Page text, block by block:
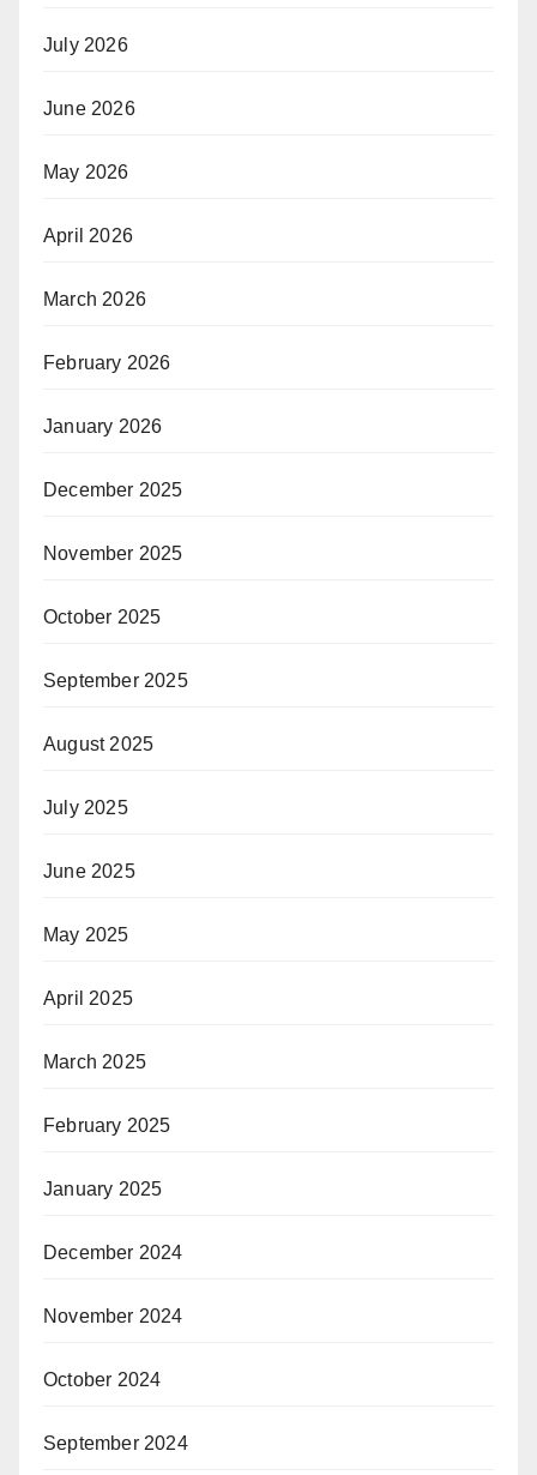
July 2026
June 2026
May 2026
April 2026
March 2026
February 2026
January 2026
December 2025
November 2025
October 2025
September 2025
August 2025
July 2025
June 2025
May 2025
April 2025
March 2025
February 2025
January 2025
December 2024
November 2024
October 2024
September 2024